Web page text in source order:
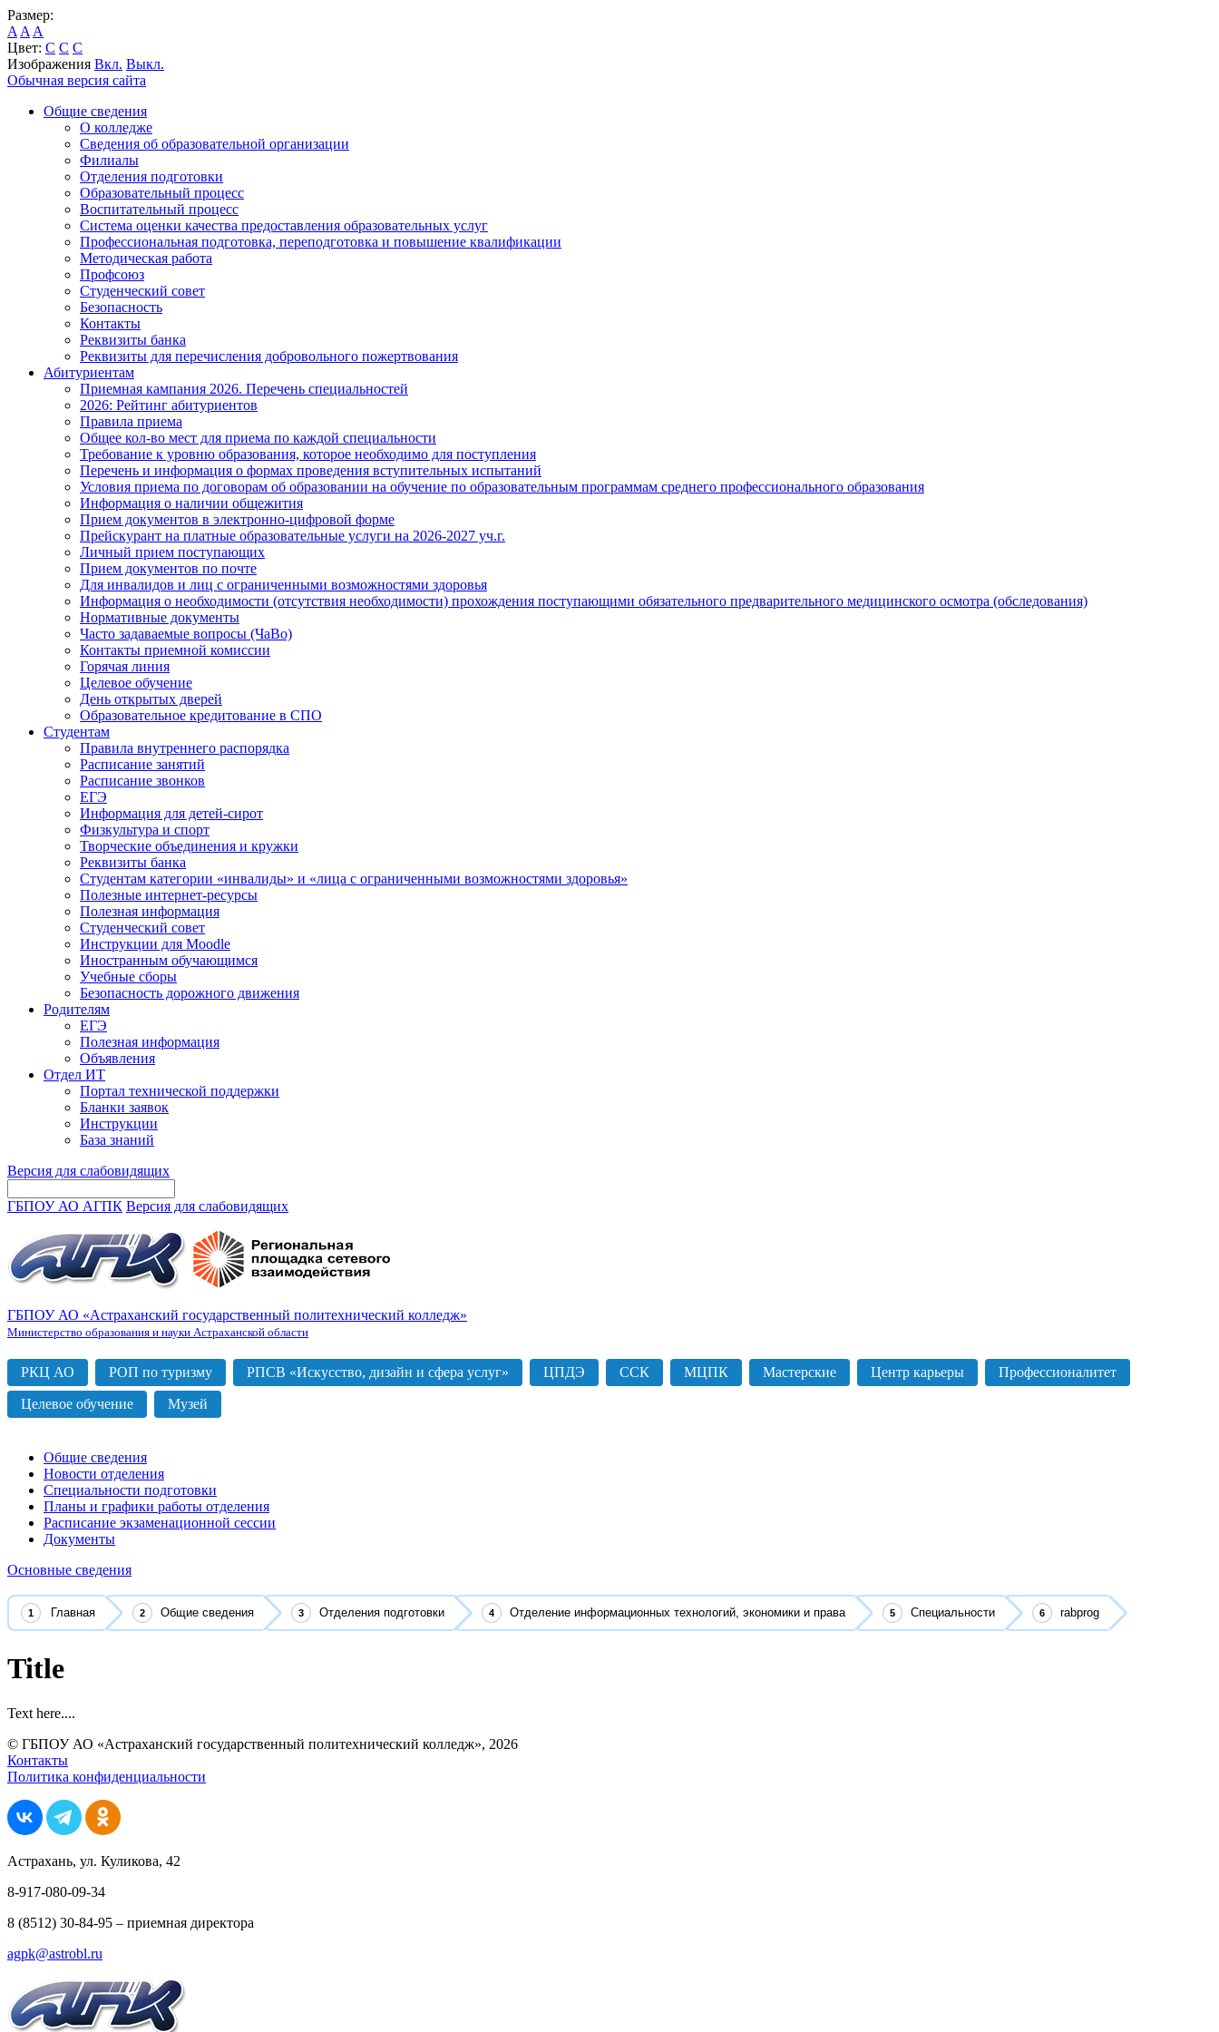
Размер:
A A A
Цвет: C C C
Изображения Вкл. Выкл.
Обычная версия сайта
Общие сведения
О колледже
Сведения об образовательной организации
Филиалы
Отделения подготовки
Образовательный процесс
Воспитательный процесс
Система оценки качества предоставления образовательных услуг
Профессиональная подготовка, переподготовка и повышение квалификации
Методическая работа
Профсоюз
Студенческий совет
Безопасность
Контакты
Реквизиты банка
Реквизиты для перечисления добровольного пожертвования
Абитуриентам
Приемная кампания 2026. Перечень специальностей
2026: Рейтинг абитуриентов
Правила приема
Общее кол-во мест для приема по каждой специальности
Требование к уровню образования, которое необходимо для поступления
Перечень и информация о формах проведения вступительных испытаний
Условия приема по договорам об образовании на обучение по образовательным программам среднего профессионального образования
Информация о наличии общежития
Прием документов в электронно-цифровой форме
Прейскурант на платные образовательные услуги на 2026-2027 уч.г.
Личный прием поступающих
Прием документов по почте
Для инвалидов и лиц с ограниченными возможностями здоровья
Информация о необходимости (отсутствия необходимости) прохождения поступающими обязательного предварительного медицинского осмотра (обследования)
Нормативные документы
Часто задаваемые вопросы (ЧаВо)
Контакты приемной комиссии
Горячая линия
Целевое обучение
День открытых дверей
Образовательное кредитование в СПО
Студентам
Правила внутреннего распорядка
Расписание занятий
Расписание звонков
ЕГЭ
Информация для детей-сирот
Физкультура и спорт
Творческие объединения и кружки
Реквизиты банка
Студентам категории «инвалиды» и «лица с ограниченными возможностями здоровья»
Полезные интернет-ресурсы
Полезная информация
Студенческий совет
Инструкции для Moodle
Иностранным обучающимся
Учебные сборы
Безопасность дорожного движения
Родителям
ЕГЭ
Полезная информация
Объявления
Отдел ИТ
Портал технической поддержки
Бланки заявок
Инструкции
База знаний
Версия для слабовидящих
ГБПОУ АО АГПК Версия для слабовидящих
ГБПОУ АО «Астраханский государственный политехнический колледж»
Министерство образования и науки Астраханской области
РКЦ АО РОП по туризму РПСВ «Искусство, дизайн и сфера услуг» ЦПДЭ ССК МЦПК Мастерские Центр карьеры Профессионалитет
Целевое обучение Музей
Общие сведения
Новости отделения
Специальности подготовки
Планы и графики работы отделения
Расписание экзаменационной сессии
Документы
Основные сведения
Главная Общие сведения Отделения подготовки Отделение информационных технологий, экономики и права Специальности rabprog
Title
Text here....
© ГБПОУ АО «Астраханский государственный политехнический колледж», 2026
Контакты
Политика конфиденциальности
Астрахань, ул. Куликова, 42
8-917-080-09-34
8 (8512) 30-84-95 – приемная директора
agpk@astrobl.ru